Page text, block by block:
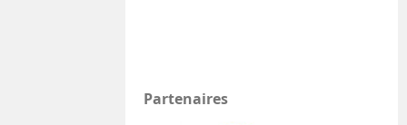
Partenaires